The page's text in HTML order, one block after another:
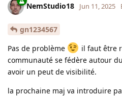
NemStudio18 Jun 11, 2025
gn1234567
Pas de problème
il faut être
communauté se fédère autour
avoir un peut de visibilité.
la prochaine maj va introduire